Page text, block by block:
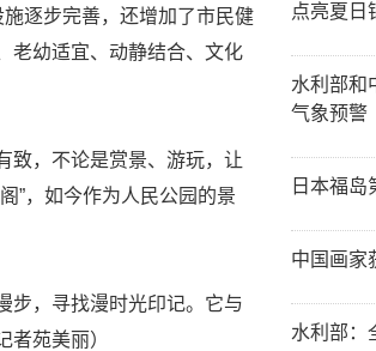
逐步完善，还增加了市民健
老幼适宜、动静结合、文化
致，不论是赏景、游玩，让
”，如今作为人民公园的景
步，寻找漫时光印记。它与
苑美丽）
点亮夏日
水利部和
气象预警
日本福
中国画家
水利部：